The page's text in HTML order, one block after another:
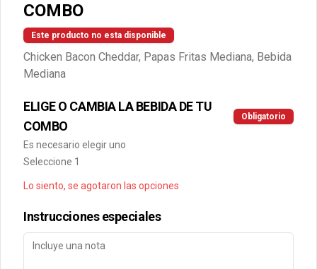
Trabaja con nosotros
Escríbenos por WhatsApp: +56950183243
Locales
Política de privacidad
Redes sociales
Facebook
Mi cuenta
COMBO
Este producto no esta disponible
Chicken Bacon Cheddar, Papas Fritas Mediana, Bebida
Mediana
ELIGE O CAMBIA LA BEBIDA DE TU
COMBO
Obligatorio
Es necesario elegir uno
Seleccione 1
Lo siento, se agotaron las opciones
Instrucciones especiales